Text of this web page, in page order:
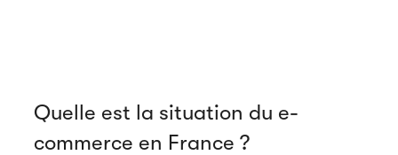
Quelle est la situation du e-
commerce en France ?